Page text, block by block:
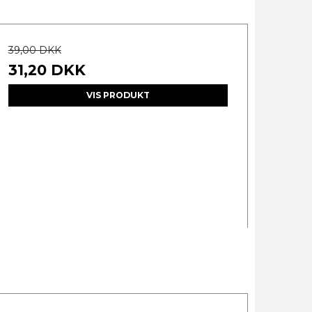
39,00 DKK
31,20 DKK
VIS PRODUKT